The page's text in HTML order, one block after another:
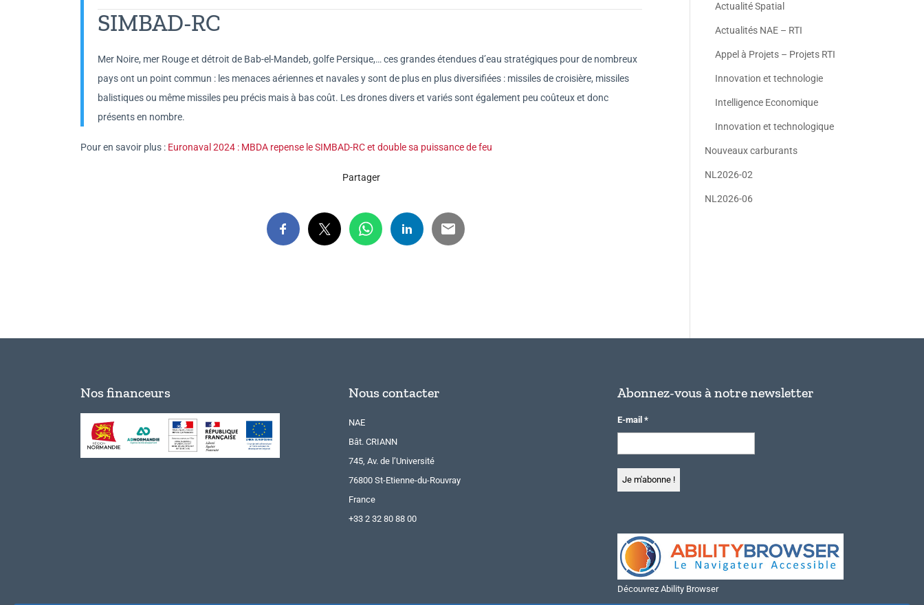
SIMBAD-RC
Mer Noire, mer Rouge et détroit de Bab-el-Mandeb, golfe Persique,… ces grandes étendues d’eau stratégiques pour de nombreux
pays ont un point commun : les menaces aériennes et navales y sont de plus en plus diversifiées : missiles de croisière, missiles
balistiques ou même missiles peu précis mais à bas coût. Les drones divers et variés sont également peu coûteux et donc
présents en nombre.
Pour en savoir plus : Euronaval 2024 : MBDA repense le SIMBAD-RC et double sa puissance de feu
Partager
Actualité Spatial
Actualités NAE – RTI
Appel à Projets – Projets RTI
Innovation et technologie
Intelligence Economique
Innovation et technologique
Nouveaux carburants
NL2026-02
NL2026-06
Nos financeurs Nous contacter
NAE
Bât. CRIANN
745, Av. de l’Université
76800 St-Etienne-du-Rouvray
France
+33 2 32 80 88 00
Abonnez-vous à notre newsletter
E-mail *
Découvrez Ability Browser